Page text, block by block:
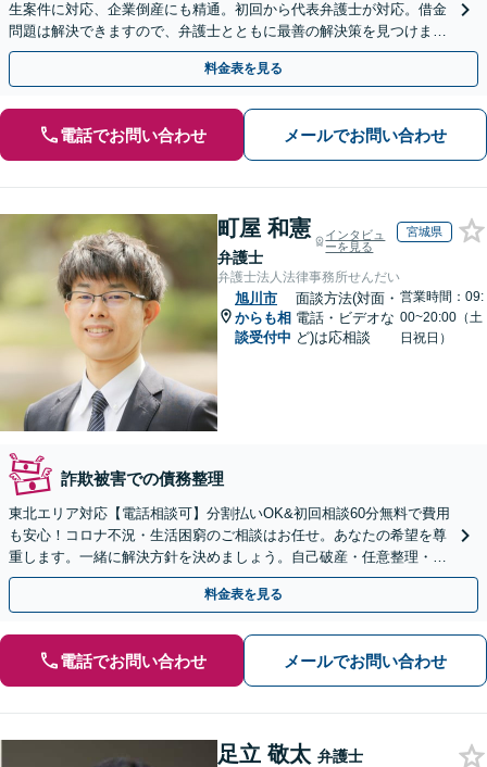
生案件に対応、企業倒産にも精通。初回から代表弁護士が対応。借金
問題は解決できますので、弁護士とともに最善の解決策を見つけまし
ょう【初回相談無料】【法テラス利用可】
料金表を見る
電話でお問い合わせ メールでお問い合わせ
町屋 和憲
弁護士
インタビュ
ーを見る
宮城県
弁護士法人法律事務所せんだい
旭川市
からも相
談受付中
面談方法(対面・
電話・ビデオな
ど)は応相談
営業時間：09:
00~20:00（土
日祝日）
詐欺被害での債務整理
東北エリア対応【電話相談可】分割払いOK&初回相談60分無料で費用
も安心！コロナ不況・生活困窮のご相談はお任せ。あなたの希望を尊
重します。一緒に解決方針を決めましょう。自己破産・任意整理・個
人再生・時効の援用など実績多数【完全個室】
料金表を見る
電話でお問い合わせ メールでお問い合わせ
足立 敬太 弁護士